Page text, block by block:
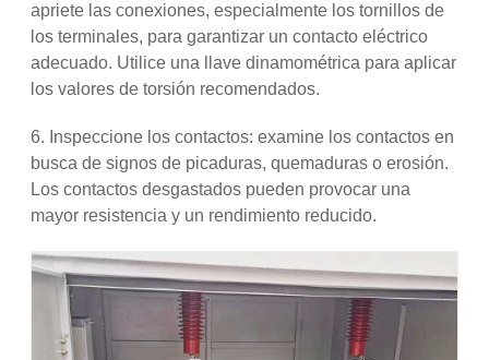
apriete las conexiones, especialmente los tornillos de
los terminales, para garantizar un contacto eléctrico
adecuado. Utilice una llave dinamométrica para aplicar
los valores de torsión recomendados.
6. Inspeccione los contactos: examine los contactos en
busca de signos de picaduras, quemaduras o erosión.
Los contactos desgastados pueden provocar una
mayor resistencia y un rendimiento reducido.